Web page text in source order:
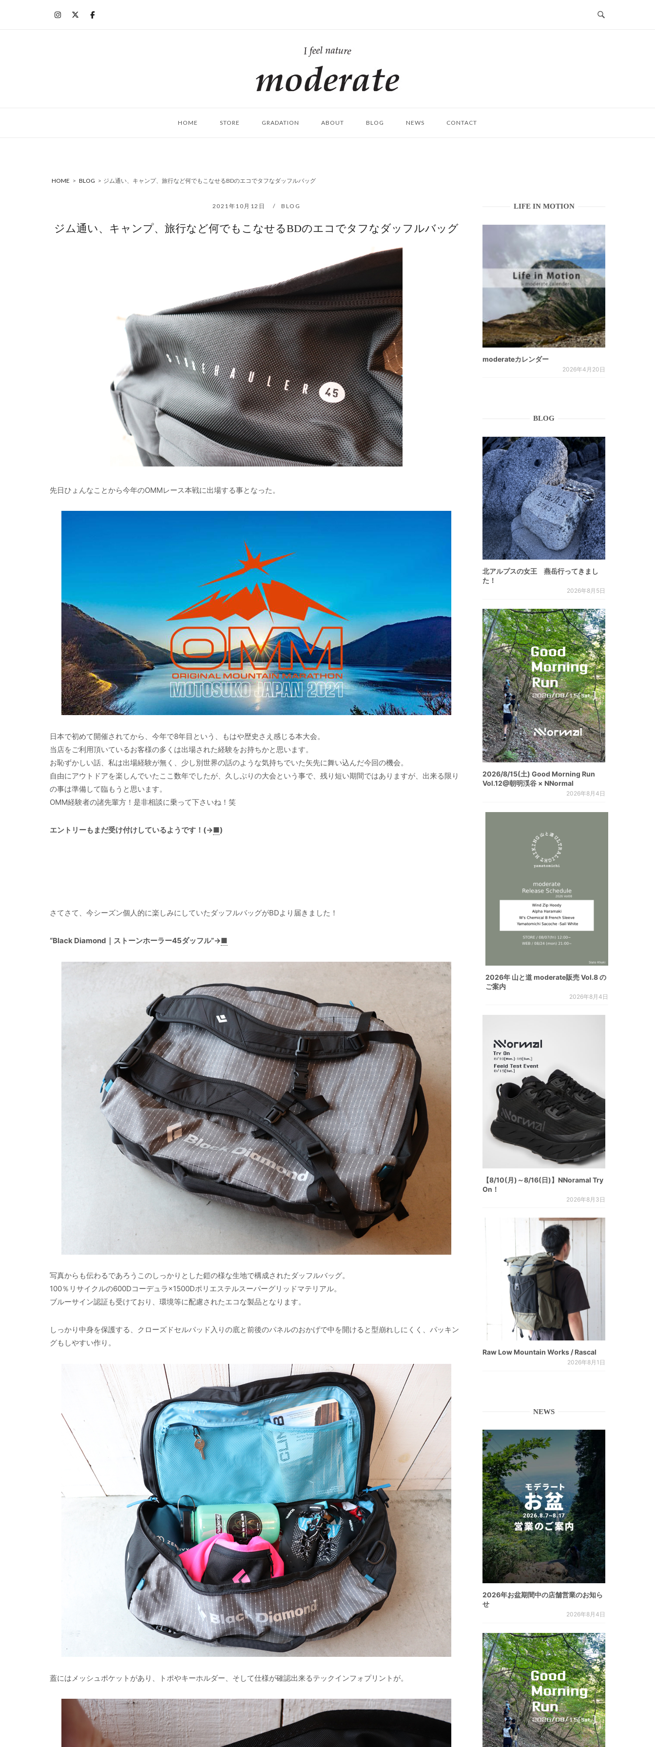
ム
HOME STORE GRADATION ABOUT BLOG NEWS CONTACT
HOME > BLOG > ジム通い、キャンプ、旅行など何でもこなせるBDのエコでタフなダッフルバッグ
2021年10月12日 BLOG
ジム通い、キャンプ、旅行など何でもこなせるBDのエコでタフなダッフルバッグ
先日ひょんなことから今年のOMMレース本戦に出場する事となった。
日本で初めて開催されてから、今年で8年目という、もはや歴史さえ感じる本大会。
当店をご利用頂いているお客様の多くは出場された経験をお持ちかと思います。
お恥ずかしい話、私は出場経験が無く、少し別世界の話のような気持ちでいた矢先に舞い込んだ今回の機会。
自由にアウトドアを楽しんでいたここ数年でしたが、久しぶりの大会という事で、残り短い期間ではありますが、出来る限り
の事は準備して臨もうと思います。
OMM経験者の諸先輩方！是非相談に乗って下さいね！笑
エントリーもまだ受け付けしているようです！(→■)
さてさて、今シーズン個人的に楽しみにしていたダッフルバッグがBDより届きました！
“Black Diamond｜ストーンホーラー45ダッフル”→■
写真からも伝わるであろうこのしっかりとした鎧の様な生地で構成されたダッフルバッグ。
100％リサイクルの600Dコーデュラ×1500Dポリエステルスーパーグリッドマテリアル。
ブルーサイン認証も受けており、環境等に配慮されたエコな製品となります。
しっかり中身を保護する、クローズドセルパッド入りの底と前後のパネルのおかげで中を開けると型崩れしにくく、パッキン
グもしやすい作り。
蓋にはメッシュポケットがあり、トポやキーホルダー、そして仕様が確認出来るテックインフォプリントが。
LIFE IN MOTION
moderateカレンダー
2026年4月20日
BLOG
北アルプスの女王 燕岳行ってきまし
た！
2026年8月5日
2026/8/15(土) Good Morning Run
Vol.12@朝明渓谷 × NNormal
2026年8月4日
2026年 山と道 moderate販売 Vol.8 の
ご案内
2026年8月4日
【8/10(月)～8/16(日)】NNoramal Try
On！
2026年8月3日
Raw Low Mountain Works / Rascal
2026年8月1日
NEWS
2026年お盆期間中の店舗営業のお知ら
せ
2026年8月4日